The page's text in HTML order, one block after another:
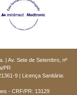
| Av. Sete de Setembro, nº
PR
9 | Licença Sanitária:
- CRF/PR: 13129